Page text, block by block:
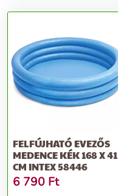
FELFÚJHATÓ EVEZŐS
MEDENCE KÉK 168 X 41
CM INTEX 58446
6 790 Ft